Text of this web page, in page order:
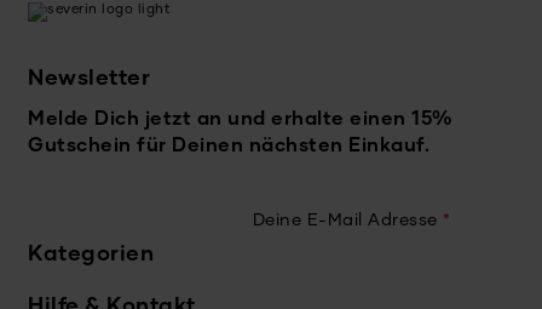
Newsletter
Melde Dich jetzt an und erhalte einen 15%
Gutschein für Deinen nächsten Einkauf.
Deine E-Mail Adresse *
Kategorien